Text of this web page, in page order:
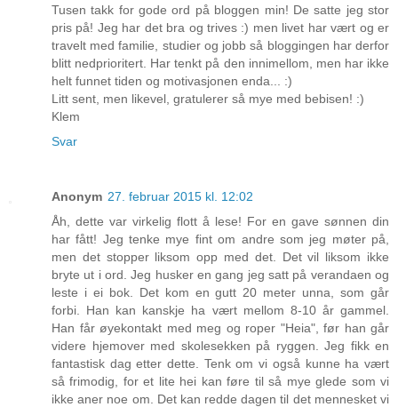
Tusen takk for gode ord på bloggen min! De satte jeg stor
pris på! Jeg har det bra og trives :) men livet har vært og er
travelt med familie, studier og jobb så bloggingen har derfor
blitt nedprioritert. Har tenkt på den innimellom, men har ikke
helt funnet tiden og motivasjonen enda... :)
Litt sent, men likevel, gratulerer så mye med bebisen! :)
Klem
Svar
Anonym 27. februar 2015 kl. 12:02
Åh, dette var virkelig flott å lese! For en gave sønnen din
har fått! Jeg tenke mye fint om andre som jeg møter på,
men det stopper liksom opp med det. Det vil liksom ikke
bryte ut i ord. Jeg husker en gang jeg satt på verandaen og
leste i ei bok. Det kom en gutt 20 meter unna, som går
forbi. Han kan kanskje ha vært mellom 8-10 år gammel.
Han får øyekontakt med meg og roper "Heia", før han går
videre hjemover med skolesekken på ryggen. Jeg fikk en
fantastisk dag etter dette. Tenk om vi også kunne ha vært
så frimodig, for et lite hei kan føre til så mye glede som vi
ikke aner noe om. Det kan redde dagen til det mennesket vi